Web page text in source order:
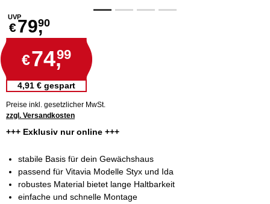
UVP
€79,90
€74,99
4,91 € gespart
Preise inkl. gesetzlicher MwSt.
zzgl. Versandkosten
+++ Exklusiv nur online +++
stabile Basis für dein Gewächshaus
passend für Vitavia Modelle Styx und Ida
robustes Material bietet lange Haltbarkeit
einfache und schnelle Montage